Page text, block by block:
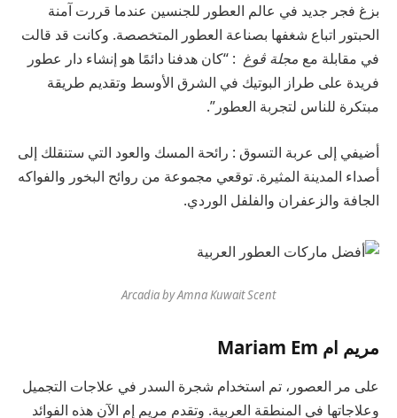
بزغ فجر جديد في عالم العطور للجنسين عندما قررت آمنة
الحبتور اتباع شغفها بصناعة العطور المتخصصة. وكانت قد قالت
في مقابلة مع مجلة ڤوغ : “كان هدفنا دائمًا هو إنشاء دار عطور
فريدة على طراز البوتيك في الشرق الأوسط وتقديم طريقة
مبتكرة للناس لتجربة العطور”.
أضيفي إلى عربة التسوق : رائحة المسك والعود التي ستنقلك إلى
أصداء المدينة المثيرة. توقعي مجموعة من روائح البخور والفواكه
الجافة والزعفران والفلفل الوردي.
Arcadia by Amna Kuwait Scent
مريم ام Mariam Em
على مر العصور، تم استخدام شجرة السدر في علاجات التجميل
وعلاجاتها في المنطقة العربية. وتقدم مريم إم الآن هذه الفوائد